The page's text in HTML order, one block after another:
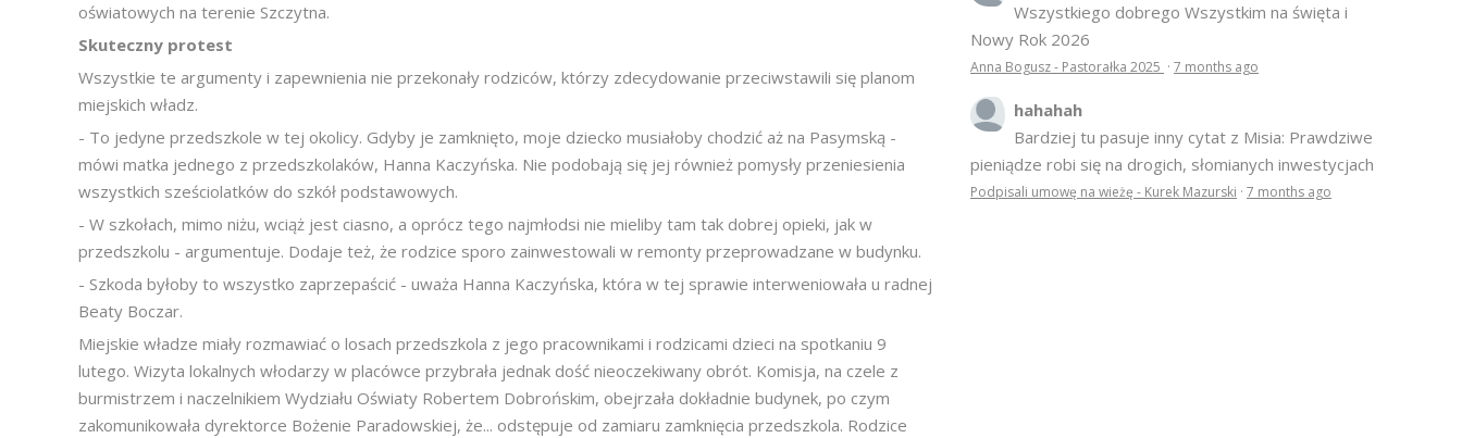
oświatowych na terenie Szczytna.
Skuteczny protest
Wszystkie te argumenty i zapewnienia nie przekonały rodziców, którzy zdecydowanie przeciwstawili się planom
miejskich władz.
- To jedyne przedszkole w tej okolicy. Gdyby je zamknięto, moje dziecko musiałoby chodzić aż na Pasymską -
mówi matka jednego z przedszkolaków, Hanna Kaczyńska. Nie podobają się jej również pomysły przeniesienia
wszystkich sześciolatków do szkół podstawowych.
- W szkołach, mimo niżu, wciąż jest ciasno, a oprócz tego najmłodsi nie mieliby tam tak dobrej opieki, jak w
przedszkolu - argumentuje. Dodaje też, że rodzice sporo zainwestowali w remonty przeprowadzane w budynku.
- Szkoda byłoby to wszystko zaprzepaścić - uważa Hanna Kaczyńska, która w tej sprawie interweniowała u radnej
Beaty Boczar.
Miejskie władze miały rozmawiać o losach przedszkola z jego pracownikami i rodzicami dzieci na spotkaniu 9
lutego. Wizyta lokalnych włodarzy w placówce przybrała jednak dość nieoczekiwany obrót. Komisja, na czele z
burmistrzem i naczelnikiem Wydziału Oświaty Robertem Dobrońskim, obejrzała dokładnie budynek, po czym
zakomunikowała dyrektorce Bożenie Paradowskiej, że... odstępuje od zamiaru zamknięcia przedszkola. Rodzice
Wszystkiego dobrego Wszystkim na święta i
Nowy Rok 2026
Anna Bogusz - Pastorałka 2025 · 7 months ago
hahahah
Bardziej tu pasuje inny cytat z Misia: Prawdziwe
pieniądze robi się na drogich, słomianych inwestycjach
Podpisali umowę na wieżę - Kurek Mazurski · 7 months ago